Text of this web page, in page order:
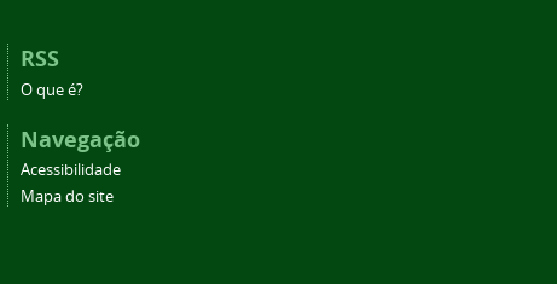
RSS
O que é?
Navegação
Acessibilidade
Mapa do site